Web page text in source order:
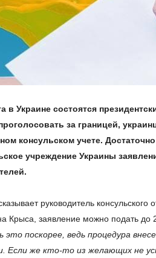
в Украине состоятся
за границей,
консульском учете.
учреждение Украины
руководитель
Крыса, заявление можно подать до
это поскорее, ведь процедура
Если же кто-то из желающих не